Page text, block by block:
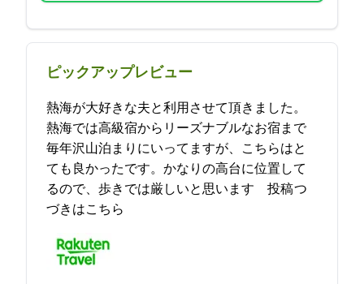
ピックアップレビュー
熱海が大好きな夫と利用させて頂きました。
熱海では高級宿からリーズナブルなお宿まで
毎年沢山泊まりにいってますが、こちらはと
ても良かったです。かなりの高台に位置して
るので、歩きでは厳しいと思います… 2023-04-15 16:08:31投稿つ
づきはこちら